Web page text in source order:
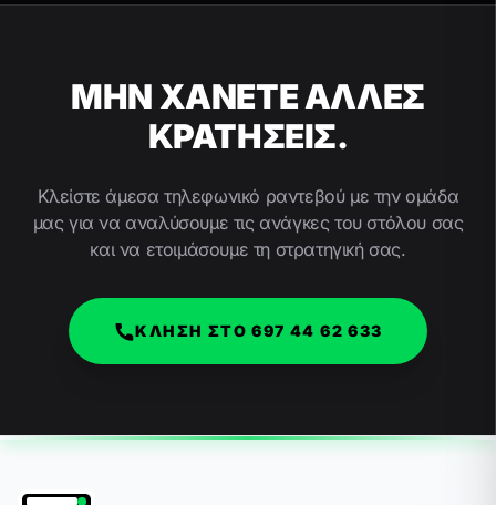
ΜΗΝ ΧΑΝΕΤΕ ΑΛΛΕΣ
ΚΡΑΤΗΣΕΙΣ.
Κλείστε άμεσα τηλεφωνικό ραντεβού με την ομάδα
μας για να αναλύσουμε τις ανάγκες του στόλου σας
και να ετοιμάσουμε τη στρατηγική σας.
ΚΛΗΣΗ ΣΤΟ 697 44 62 633